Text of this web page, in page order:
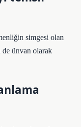
simgesi olan
de ünvan olarak